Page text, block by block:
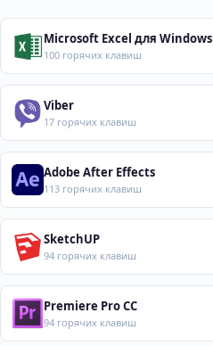
Microsoft Excel для Windows
100 горячих клавиш
Viber
17 горячих клавиш
Adobe After Effects
113 горячих клавиш
SketchUP
94 горячих клавиш
Premiere Pro CC
94 горячих клавиш